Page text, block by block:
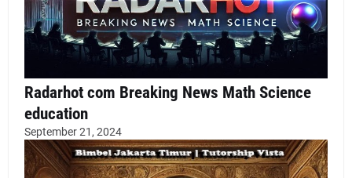
Radarhot com Breaking News Math Science
education
September 21, 2024